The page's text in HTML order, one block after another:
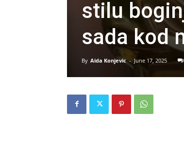
stilu
sada kod
By Aida Konjevic - June 17, 2025